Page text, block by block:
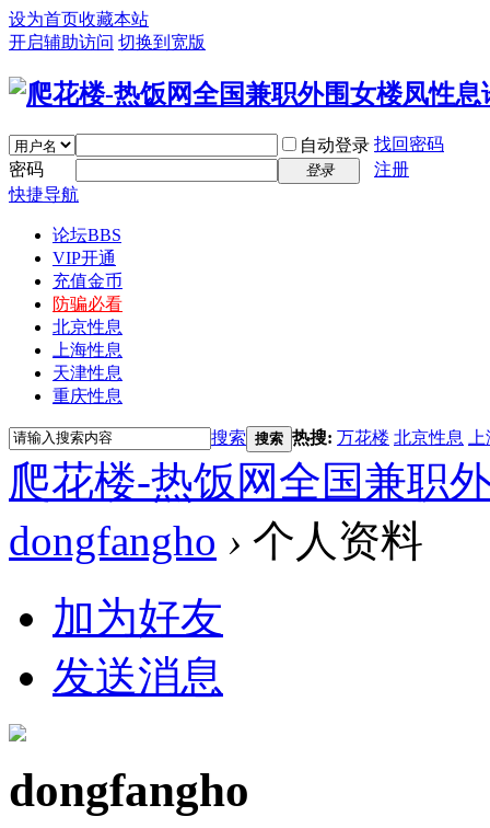
设为首页收藏本站
开启辅助访问 切换到宽版
自动登录 找回密码
密码
登录
注册
快捷导航
论坛BBS
VIP开通
充值金币
防骗必看
北京性息
上海性息
天津性息
重庆性息
搜索 搜索 热搜: 万花楼 北京性息
爬花楼-热饭网全国兼职
dongfangho › 个人资料
加为好友
发送消息
dongfangho